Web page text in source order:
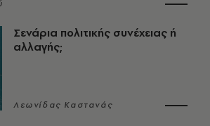
Σενάρια πολιτικής συνέχειας ή
αλλαγής;
Λεωνίδας Καστανάς